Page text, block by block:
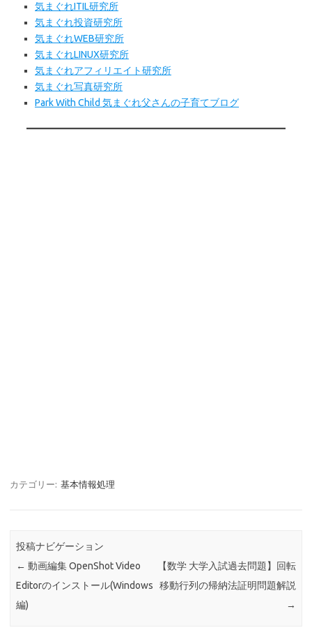
気まぐれITIL研究所
気まぐれ投資研究所
気まぐれWEB研究所
気まぐれLINUX研究所
気まぐれアフィリエイト研究所
気まぐれ写真研究所
Park With Child 気まぐれ父さんの子育てブログ
カテゴリー: 基本情報処理
投稿ナビゲーション
← 動画編集 OpenShot Video
Editorのインストール(Windows
編)
【数学 大学入試過去問題】回転
移動行列の帰納法証明問題解説
→